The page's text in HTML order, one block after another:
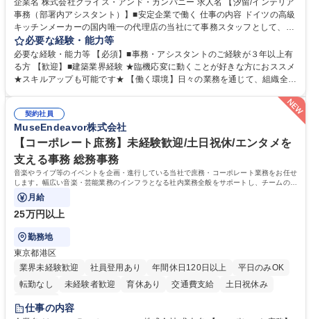
企業名 株式会社クライス・アンド・カンパニー 求人名 【汐留/インテリア
事務（部署内アシスタント）】■安定企業で働く 仕事の内容 ドイツの高級
キッチンメーカーの国内唯一の代理店の当社にて事務スタッフとして、部
署内の事務業務全般をお任せいたします。 裁量を持って働いていただける
ため、スキルアップも可能です。 【部署内の事務業務全般】 ■サンプルの
仕分け・整理 ■電話応対 ■書類作成（会議資料、お客様宛請求書、支払書
類を取りまとめて経理へ提出等） ■ショールームアテンド・運営・予約業
インテリア事務（部署内アシスタント）】■安定企業で働く
必要な経験・能力等
必要な経験・能力等 【必須】■事務・アシスタントのご経験が３年以上有
る方 【歓迎】■建築業界経験 ★臨機応変に動くことが好きな方におススメ
★スキルアップも可能です★ 【働く環境】日々の業務を通じて、組織全体
ンスキルや問題解決能力が磨かれ、キャリアアップのチャンスも豊富。チ
ームとの協力や新しいアイデアを活かす場もあり、やりがいを感じながら
働けます。 【歓迎】 ■インテリアの業界のご経験が有る方■PCの作業に慣
れている方 学歴・資格 学歴：大学院 大学 高専 短大 専修学校 語学力： 資
格：
契約社員
MuseEndeavor株式会社
【コーポレート庶務】未経験歓迎/土日祝休/エンタメを
支える事務 総務事務
音楽やライブ等のイベントを企画・進行している当社で庶務・コーポレート業務をお任せ
します。幅広い音楽・芸能業務のインフラとなる社内業務全般をサポートし、チームの円
滑な運営を支えていただきます。
月給
25万円以上
勤務地
東京都港区
業界未経験歓迎
社員登用あり 年間休日120日以上
平日のみOK
転勤なし
未経験者歓迎 育休あり 交通費支給
土日祝休み
服装自由
仕事の内容